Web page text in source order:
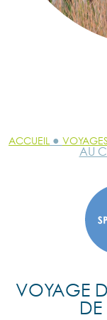
ACCUEIL ●
AU
VOYAGE